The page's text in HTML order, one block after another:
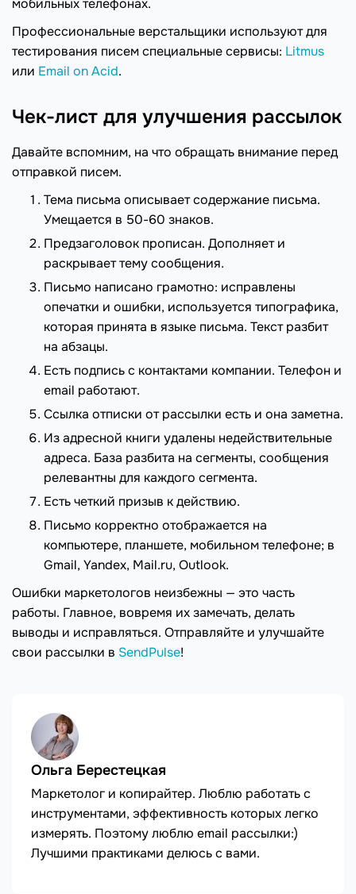
мобильных телефонах.
Профессиональные верстальщики используют для
тестирования писем специальные сервисы: Litmus
или Email on Acid.
Чек-лист для улучшения рассылок
Давайте вспомним, на что обращать внимание перед
отправкой писем.
Тема письма описывает содержание письма.
Умещается в 50-60 знаков.
Предзаголовок прописан. Дополняет и
раскрывает тему сообщения.
Письмо написано грамотно: исправлены
опечатки и ошибки, используется типографика,
которая принята в языке письма. Текст разбит
на абзацы.
Есть подпись с контактами компании. Телефон и
email работают.
Ссылка отписки от рассылки есть и она заметна.
Из адресной книги удалены недействительные
адреса. База разбита на сегменты, сообщения
релевантны для каждого сегмента.
Есть четкий призыв к действию.
Письмо корректно отображается на
компьютере, планшете, мобильном телефоне; в
Gmail, Yandex, Mail.ru, Outlook.
Ошибки маркетологов неизбежны — это часть
работы. Главное, вовремя их замечать, делать
выводы и исправляться. Отправляйте и улучшайте
свои рассылки в SendPulse!
Ольга Берестецкая
Маркетолог и копирайтер. Люблю работать с
инструментами, эффективность которых легко
измерять. Поэтому люблю email рассылки:)
Лучшими практиками делюсь с вами.